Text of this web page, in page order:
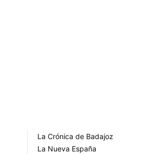
La Crónica de Badajoz
La Nueva España